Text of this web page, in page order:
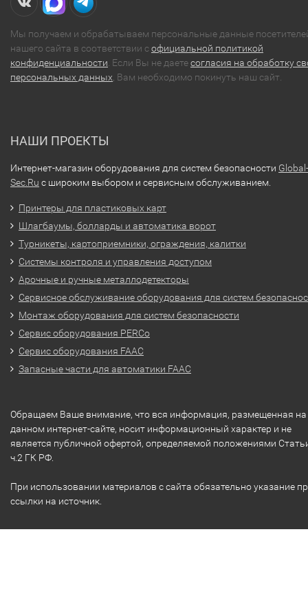
Мы получаем и обрабатываем персональные данные
нашего сайта в соответствии софициальной политикой
конфиденциальности . Если Вы не даетесогласия на обработку
персональных данных , Вам необходимо покинуть наш сайт.
НАШИ ПРОЕКТЫ
Интернет-магазин оборудования для систем безопасности Global-
Sec.Ru с широким выбором и сервисным обслуживанием.
Принтеры для пластиковых карт
Шлагбаумы, болларды и автоматика ворот
Турникеты, картоприемники, ограждения, калитки
Системы контроля и управления доступом
Арочные и ручные металлодетекторы
Сервисное обслуживание оборудования для систем
Монтаж оборудования для систем безопасности
Сервис оборудования PERCo
Сервис оборудования FAAC
Запасные части для автоматики FAAC
Обращаем Ваше внимание, что вся информация, размещенная на
данном интернет-сайте, носит информационный характер и не
является публичной офертой, определяемой положениями
ч.2 ГК РФ.
При использовании материалов с сайта обязательно указание
ссылки на источник.